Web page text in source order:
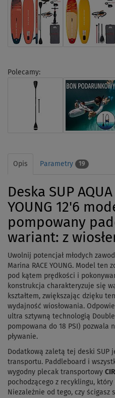
Polecamy:
Opis Parametry 19
Deska SUP
YOUNG 12'6
pompowany
wariant: z
Uwolnij potencjał młodych
Marina RACE YOUNG. Model
pod kątem prędkości i
konstrukcja charakteryzuje się
kształtem, zwiększając dzięku
wydajność wiosłowania.
ultra sztywną technologią
pompowana do 18 PSI) pozwala
pływanie.
Dodatkową zaletą tej deski SUP
transportu. Paddleboard i
wygodny plecak transportowy
pochodzącego z recyklingu,
Niezależnie od tego, czy ścigasz